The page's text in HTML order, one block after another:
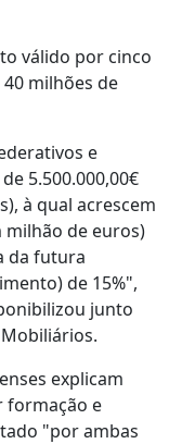
válido por cinco
milhões de
e
5.500.000,00€
à qual acrescem
milhão de euros)
da futura
de 15%",
junto
explicam
formação e
"por ambas